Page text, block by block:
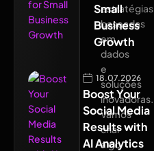
Small
Business
Growth
18.07.2026
Boost Your
Social Media
Results with
AI Analytics
estratégias
baseadas
em
dados
e
soluções
inovadoras.
Vamos
criar
algo